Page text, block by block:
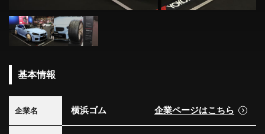
基本情報
企業名 横浜ゴム 企業ページはこちら